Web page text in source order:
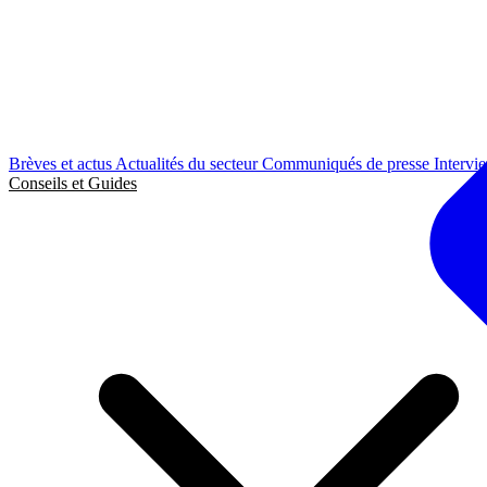
Brèves et actus Actualités du secteurCommuniqués de presse
Conseils et Guides